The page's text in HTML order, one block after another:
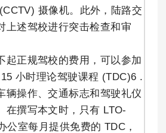
摄像机。此外，陆路交
上述驾校进行突击检查和审
起正规驾校的费用，可以参加
小时理论驾驶课程 (TDC)6 .
辆操作、交通标志和驾驶礼仪
在撰写本文时，只有 LTO-
公室每月提供免费的 TDC，